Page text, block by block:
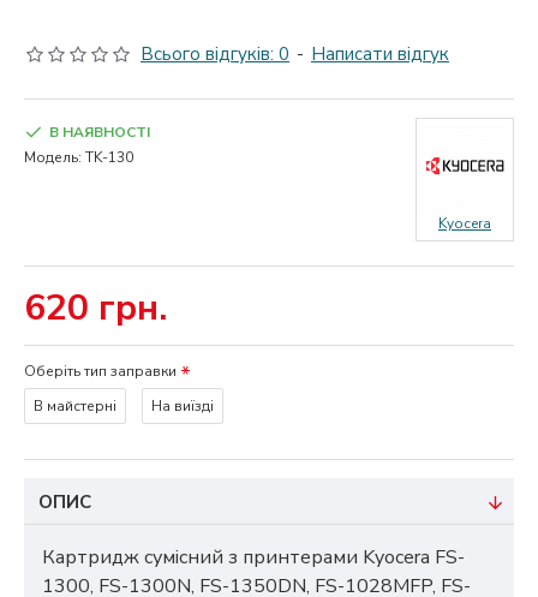
Всього відгуків: 0 - Написати відгук
620 грн.
В НАЯВНОСТІ
Модель: TK-130
Kyocera
Оберіть тип заправки
В майстерні
На виїзді
ОПИС
Картридж сумісний з принтерами Kyocera FS-
1300, FS-1300N, FS-1350DN, FS-1028MFP, FS-